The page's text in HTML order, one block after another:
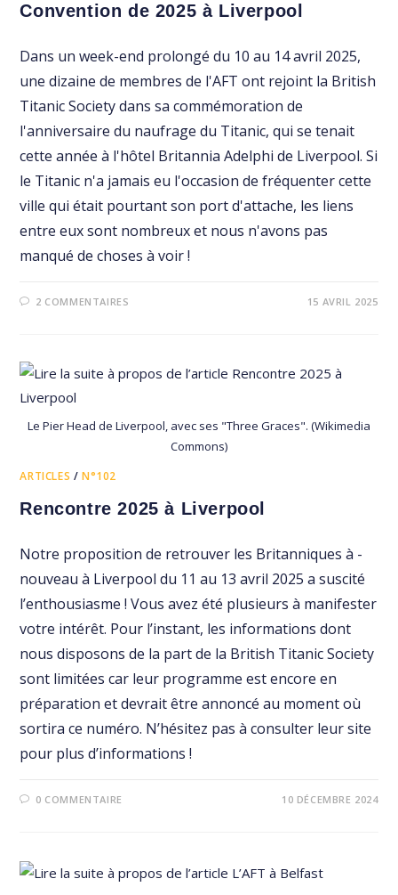
Convention de 2025 à Liverpool
Dans un week-end prolongé du 10 au 14 avril 2025,
une dizaine de membres de l'AFT ont rejoint la British
Titanic Society dans sa commémoration de
l'anniversaire du naufrage du Titanic, qui se tenait
cette année à l'hôtel Britannia Adelphi de Liverpool. Si
le Titanic n'a jamais eu l'occasion de fréquenter cette
ville qui était pourtant son port d'attache, les liens
entre eux sont nombreux et nous n'avons pas
manqué de choses à voir !
2 COMMENTAIRES 15 AVRIL 2025
Le Pier Head de Liverpool, avec ses "Three Graces". (Wikimedia
Commons)
ARTICLES /N°102
Rencontre 2025 à Liverpool
Notre proposition de retrouver les Britanniques à ­
nouveau à Liverpool du 11 au 13 avril 2025 a suscité
l’enthousiasme ! Vous avez été plusieurs à manifester
votre intérêt. Pour l’instant, les informations dont
nous ­disposons de la part de la British Titanic Society
sont limitées car leur programme est encore en
préparation et devrait être ­annoncé au moment où
sortira ce numéro. N’hésitez pas à consulter leur site
pour plus d’informations !
0 COMMENTAIRE 10 DÉCEMBRE 2024